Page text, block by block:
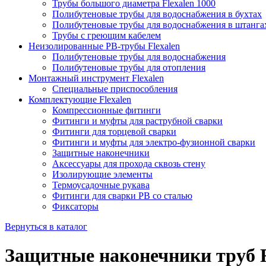
Трубы большого диаметра Flexalen 1000
Полибутеновые трубы для водоснабжения в бухтах
Полибутеновые трубы для водоснабжения в
Трубы с греющим кабелем
Неизолированные PB-трубы Flexalen
Полибутеновые трубы для водоснабжения
Полибутеновые трубы для отопления
Монтажный инструмент Flexalen
Специальные приспособления
Комплектующие Flexalen
Компрессионные фитинги
Фитинги и муфты для раструбной сварки
Фитинги для торцевой сварки
Фитинги и муфты для электро-фузионной сварки
Защитные наконечники
Аксессуары для прохода сквозь стену
Изолирующие элементы
Термоусадочные рукава
Фитинги для сварки PB со сталью
Фиксаторы
Вернуться в каталог
Защитные наконечники труб